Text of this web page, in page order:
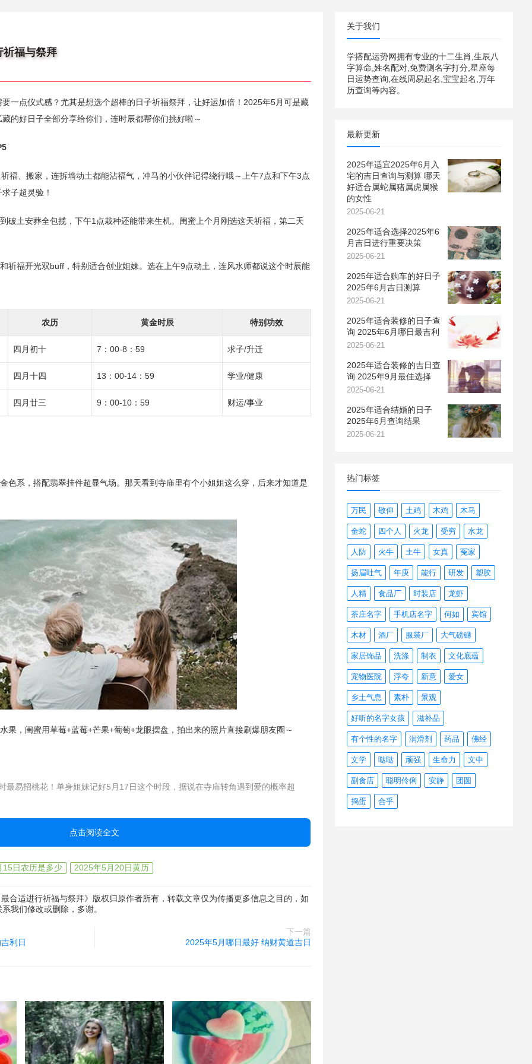
祈福与祭拜
一点仪式感？尤其是想选个超棒的日子祈福祭拜，让好运加倍！2025年5月可是藏
的好日子全部分享给你们，连时辰都帮你们挑好啦～
福、搬家，连拆墙动土都能沾福气，冲马的小伙伴记得绕行哦～上午7点和下午3点
子超灵验！
破土安葬全包揽，下午1点栽种还能带来生机。闺蜜上个月刚选这天祈福，第二天
祈福开光双buff，特别适合创业姐妹。选在上午9点动土，连风水师都说这个时辰能
农历 黄金时辰 特别功效
四月初十 7：00-8：59 求子/升迁
四月十四 13：00-14：59 学业/健康
四月廿三 9：00-10：59 财运/事业
色系，搭配翡翠挂件超显气场。那天看到寺庙里有个小姐姐这么穿，后来才知道是
果，闺蜜用草莓+蓝莓+芒果+葡萄+龙眼摆盘，拍出来的照片直接刷爆朋友圈～
最易招桃花！单身姐妹记好5月17日这个时段，据说在寺庙转角遇到爱的概率超
愿加速实现～下次闺蜜聚会就定在5月22日吧，既能集体祈福又能拍美照，记得穿浅
"八"的日子许愿特别灵，你们有没有什么独家小方法？
点击阅读全文
15日农历是多少 2025年5月20日黄历
合适进行祈福与祭拜》版权归原作者所有，转载文章仅为传播更多信息之目的，如
我们修改或删除，多谢。
利日
下一篇
2025年5月哪日最好 纳财黄道吉日
关于我们
学搭配运势网拥有专业的十二生肖,生辰八
字算命,姓名配对,免费测名字打分,星座每
日运势查询,在线周易起名,宝宝起名,万年
历查询等内容。
最新更新
2025年适宜2025年6月入
宅的吉日查询与测算 哪天
好适合属蛇属猪属虎属猴
的女性
2025-06-21
2025年适合选择2025年6
月吉日进行重要决策
2025-06-21
2025年适合购车的好日子
2025年6月吉日测算
2025-06-21
2025年适合装修的日子查
询 2025年6月哪日最吉利
2025-06-21
2025年适合装修的吉日查
询 2025年9月最佳选择
2025-06-21
2025年适合结婚的日子
2025年6月查询结果
2025-06-21
热门标签
万民 敬仰 土鸡 木鸡 木马
金蛇 四个人 火龙 受穷 水龙
人防 火牛 土牛 女真 冤家
扬眉吐气 年庚 能行 研发 塑胶
人精 食品厂 时装店 龙虾
茶庄名字 手机店名字 何如 宾馆
木材 酒厂 服装厂 大气磅礴
家居饰品 洗涤 制衣 文化底蕴
宠物医院 浮夸 新意 爱女
乡土气息 素朴 景观
好听的名字女孩 滋补品
有个性的名字 润滑剂 药品 佛经
文学 哒哒 顽强 生命力 文中
副食店 聪明伶俐 安静 团圆
捣蛋 合乎